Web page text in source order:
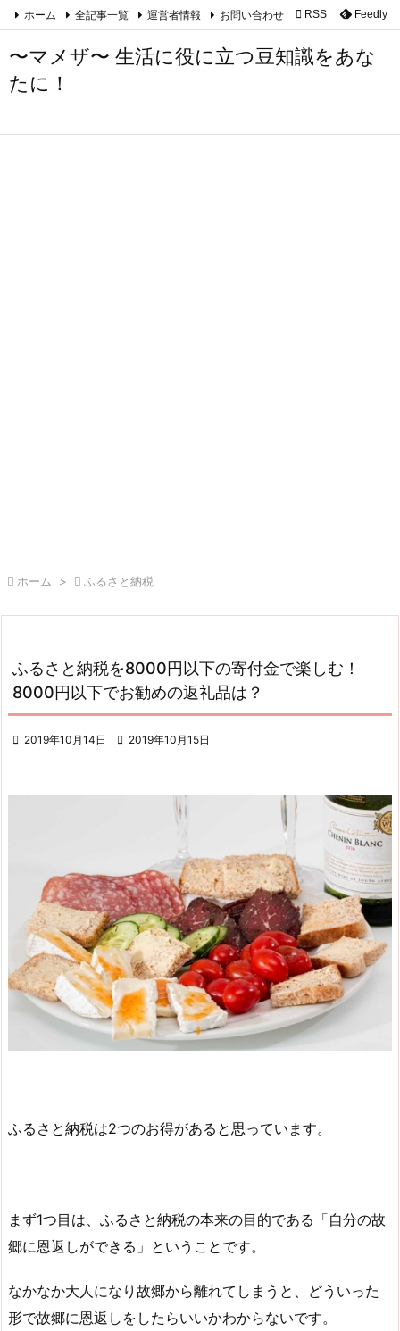
〜マメザ〜 生活に役に立つ豆知識をあな
たに！


ホーム 全記事一覧 運営者情報 お問い合わせ  RSS Feedly
 ホーム >  ふるさと納税
ふるさと納税を8000円以下の寄付金で楽しむ！
8000円以下でお勧めの返礼品は？
 2019年10月14日  2019年10月15日
ふるさと納税は2つのお得があると思っています。
まず1つ目は、ふるさと納税の本来の目的である「自分の故
郷に恩返しができる」ということです。
なかなか大人になり故郷から離れてしまうと、どういった
形で故郷に恩返しをしたらいいかわからないです。